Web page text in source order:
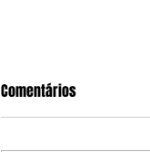
Comentários